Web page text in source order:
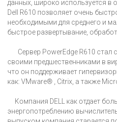
данных, широко используется в
Dell R610 позволяет очень
необходимыми для среднего и
быстрое развертывание,
Сервер PowerEdge R610 стал
своими предшественниками в
что он поддерживает
как: VMware® , Citrix, а также
Компания DELL как отдает
энергопотреблению